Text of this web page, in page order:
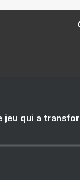
jeu qui a